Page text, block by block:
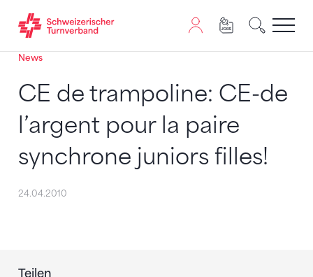
Zum Inhalt springen
Zur Sitemap navigieren
Zum Navigieren dieser Seite wird JavaScript benötigt.
News
CE de trampoline: CE-de
l’argent pour la paire
synchrone juniors filles!
24.04.2010
Teilen